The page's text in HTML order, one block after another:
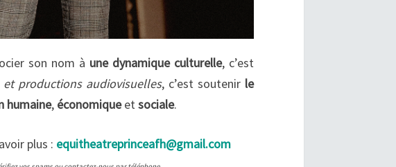
son nom à une dynamique culturelle, c’est
productions audiovisuelles, c’est soutenir le
humaine, économiqueet sociale.
plus : equitheatreprinceafh@gmail.com